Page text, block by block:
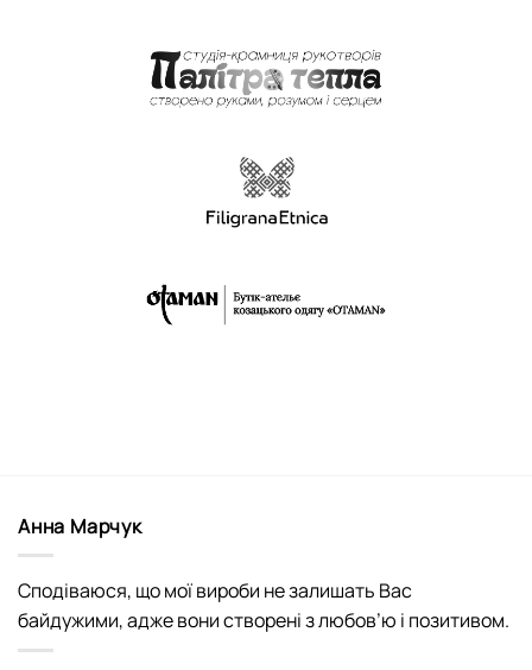
Анна Марчук
Сподіваюся, що мої вироби не залишать Вас
байдужими, адже вони створені з любов’ю і позитивом.